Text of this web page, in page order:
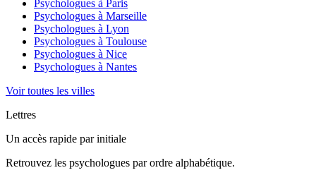
Psychologues à Paris
Psychologues à Marseille
Psychologues à Lyon
Psychologues à Toulouse
Psychologues à Nice
Psychologues à Nantes
Voir toutes les villes
Lettres
Un accès rapide par initiale
Retrouvez les psychologues par ordre alphabétique.